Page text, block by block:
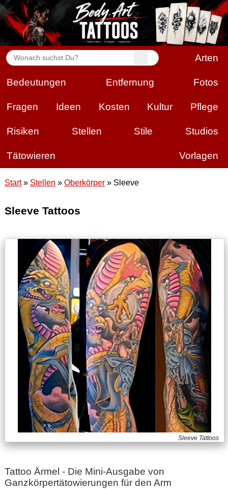
Arten
Bedeutungen Entfernung Fotos
Fragen Ideen Kosten Kultur Pflege
Risiken Stellen Stile Studios
Tätowieren Vorlagen
Start» Stellen » Oberkörper » Sleeve
Sleeve Tattoos
Sleeve Tattoos
Tattoo Ärmel - Die Mini-Ausgabe von
Ganzkörpertätowierungen für den Arm